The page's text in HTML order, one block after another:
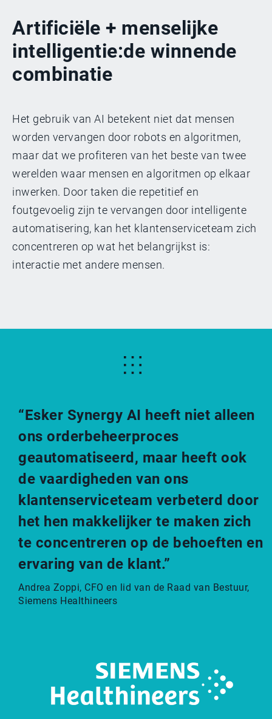
Artificiële + menselijke
intelligentie:de winnende
combinatie
Het gebruik van AI betekent niet dat mensen
worden vervangen door robots en algoritmen,
maar dat we profiteren van het beste van twee
werelden waar mensen en algoritmen op elkaar
inwerken. Door taken die repetitief en
foutgevoelig zijn te vervangen door intelligente
automatisering, kan het klantenserviceteam zich
concentreren op wat het belangrijkst is:
interactie met andere mensen.
“Esker Synergy AI heeft niet alleen
ons orderbeheerproces
geautomatiseerd, maar heeft ook
de vaardigheden van ons
klantenserviceteam verbeterd door
het hen makkelijker te maken zich
te concentreren op de behoeften en
ervaring van de klant.”
Andrea Zoppi, CFO en lid van de Raad van Bestuur,
Siemens Healthineers